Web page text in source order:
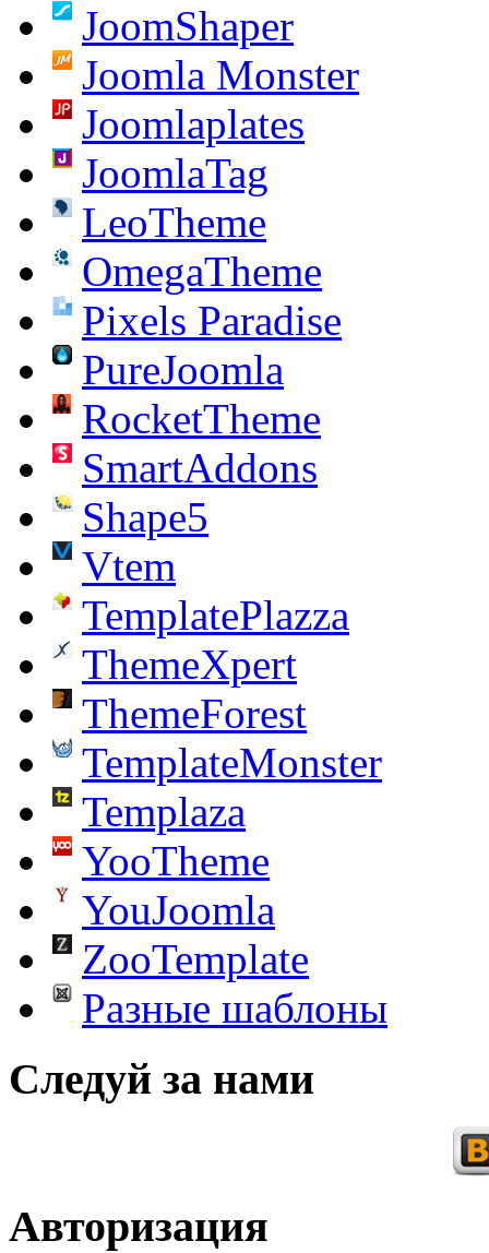
JoomShaper
Joomla Monster
Joomlaplates
JoomlaTag
LeoTheme
OmegaTheme
Pixels Paradise
PureJoomla
RocketTheme
SmartAddons
Shape5
Vtem
TemplatePlazza
ThemeXpert
ThemeForest
TemplateMonster
Templaza
YooTheme
YouJoomla
ZooTemplate
Разные шаблоны
Следуй за нами
Авторизация